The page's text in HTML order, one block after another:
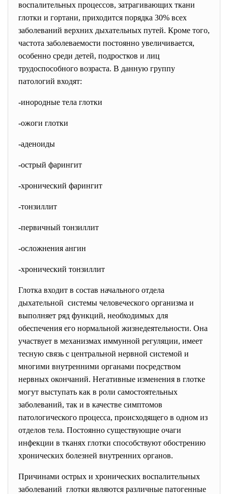
воспалительных процессов, затрагивающих ткани
глотки и гортани, приходится порядка 30% всех
заболеваний верхних дыхательных путей. Кроме того,
частота заболеваемости постоянно увеличивается,
особенно среди детей, подростков и лиц
трудоспособного возраста. В данную группу
патологий входят:
-инородные тела глотки
-ожоги глотки
-аденоиды
-острый фарингит
-хронический фарингит
-тонзиллит
-первичный тонзиллит
-осложнения ангин
-хронический тонзиллит
Глотка входит в состав начального отдела
дыхательной системы человеческого организма и
выполняет ряд функций, необходимых для
обеспечения его нормальной жизнедеятельности. Она
участвует в механизмах иммунной регуляции, имеет
тесную связь с центральной нервной системой и
многими внутренними органами посредством
нервных окончаний. Негативные изменения в глотке
могут выступать как в роли самостоятельных
заболеваний, так и в качестве симптомов
патологического процесса, происходящего в одном из
отделов тела. Постоянно существующие очаги
инфекции в тканях глотки способствуют обострению
хронических болезней внутренних органов.
Причинами острых и хронических воспалительных
заболеваний глотки являются различные патогенные